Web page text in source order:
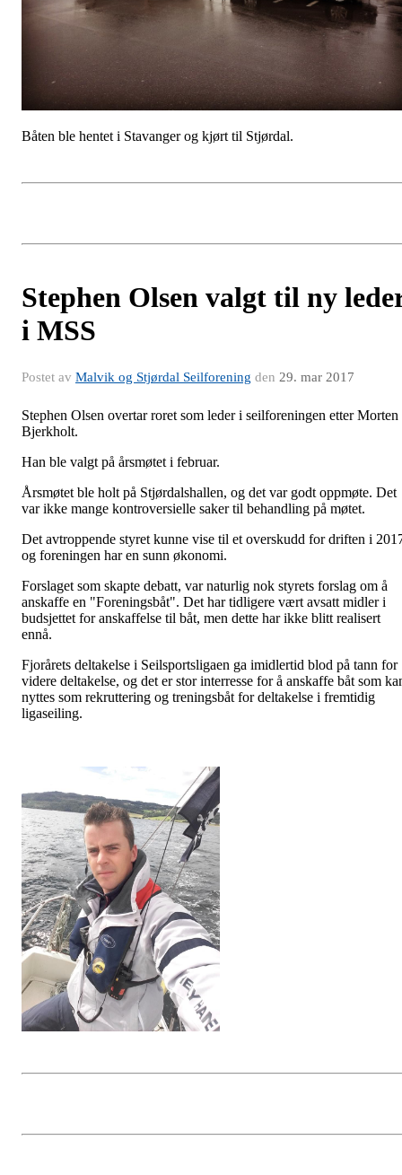
Båten ble hentet i Stavanger og kjørt til Stjørdal.
Stephen Olsen valgt til ny
i MSS
Postet av Malvik og Stjørdal Seilforening den 29. mar 2017
Stephen Olsen overtar roret som leder i seilforeningen etter Morten
Bjerkholt.
Han ble valgt på årsmøtet i februar.
Årsmøtet ble holt på Stjørdalshallen, og det var godt oppmøte. Det
var ikke mange kontroversielle saker til behandling på møtet.
Det avtroppende styret kunne vise til et overskudd for driften i
og foreningen har en sunn økonomi.
Forslaget som skapte debatt, var naturlig nok styrets forslag om å
anskaffe en "Foreningsbåt". Det har tidligere vært avsatt midler i
budsjettet for anskaffelse til båt, men dette har ikke blitt realisert
ennå.
Fjorårets deltakelse i Seilsportsligaen ga imidlertid blod på tann for
videre deltakelse, og det er stor interresse for å anskaffe båt som
nyttes som rekruttering og treningsbåt for deltakelse i fremtidig
ligaseiling.